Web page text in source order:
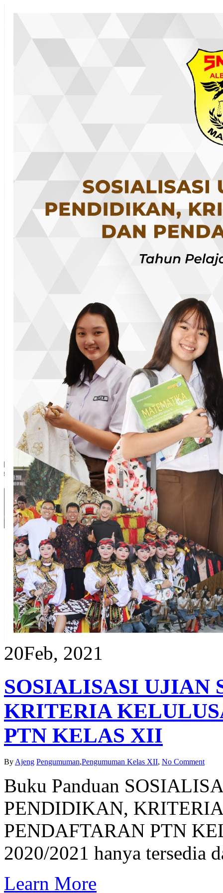
20Feb, 2021
SOSIALISASI UJIAN
KRITERIA
PTN KELAS XII
By Ajeng Pengumuman,Pengumuman Kelas XII, No Comment
Buku Panduan
PENDIDIKAN,
PENDAFTARAN PTN
2020/2021 hanya tersedia
Learn More